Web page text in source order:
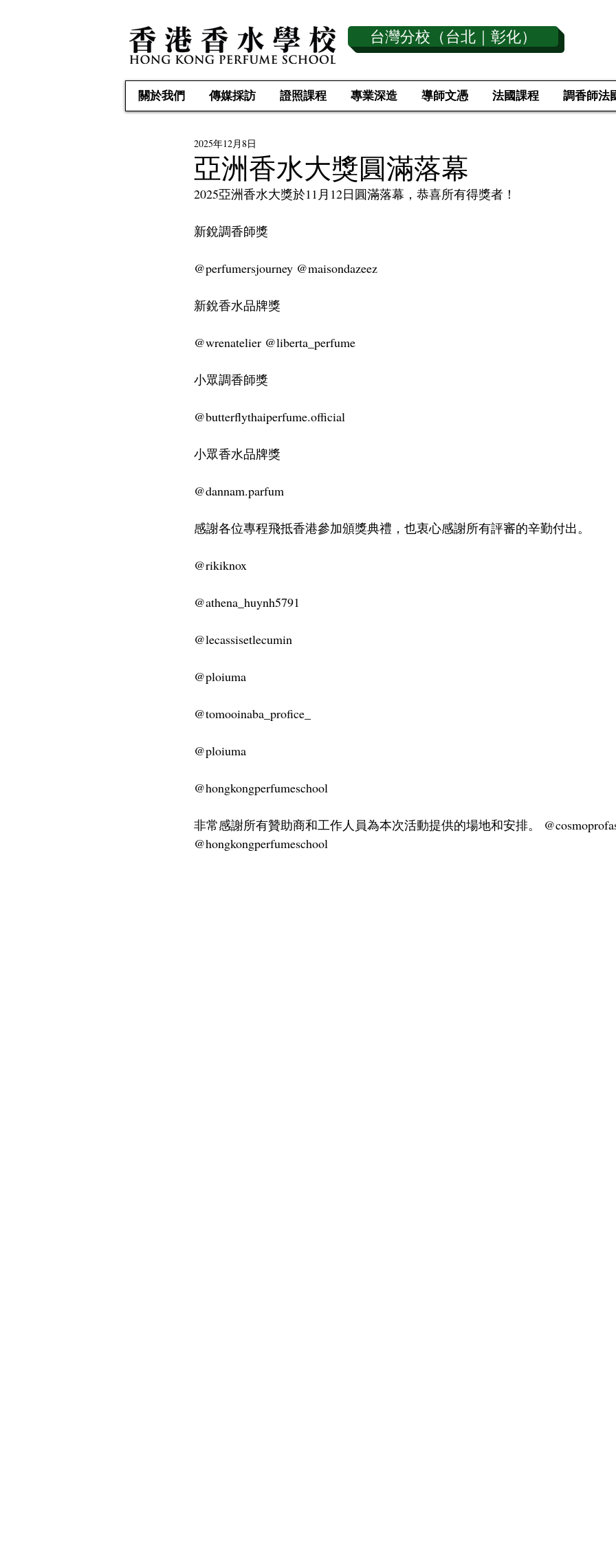
台灣分校（台北｜彰化）
關於我們 傳媒採訪 證照課程 專業深造 導師文憑 法國課程 調香師法
亞洲香水大獎圓滿落幕
2025年12月8日
2025亞洲香水大獎於11月12日圓滿落幕，恭喜所有得獎者！
新銳調香師獎
@perfumersjourney @maisondazeez
新銳香水品牌獎
@wrenatelier @liberta_perfume
小眾調香師獎
@butterflythaiperfume.official
小眾香水品牌獎
@dannam.parfum
感謝各位專程飛抵香港參加頒獎典禮，也衷心感謝所有評審的辛勤付出。
@rikiknox
@athena_huynh5791
@lecassisetlecumin
@ploiuma
@tomooinaba_profice_
@ploiuma
@hongkongperfumeschool
非常感謝所有贊助商和工作人員為本次活動提供的場地和安排。
@hongkongperfumeschool